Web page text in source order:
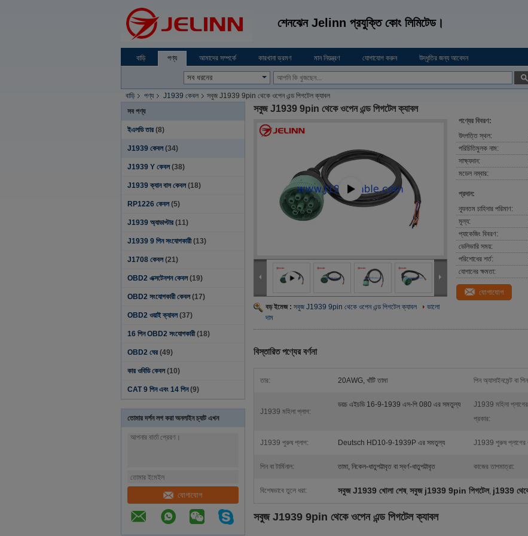
শেনঝেন Jelinn প্রযুক্তি কোং লিমিটেড।
বাড়ি পণ্য আমাদের সম্পর্কে কারখানা ভ্রমণ মান নিয়ন্ত্রণ যোগাযোগ করুন উদ্ধৃতির জন্য আবেদন
বাড়ি পণ্য J1939 কেবল
সবুজ J1939 9pin থেকে ওপেন এন্ড পিগটেল ক্যাবল
সব পণ্য
ইএলডি তার (8)
J1939 কেবল (34)
J1939 Y কেবল (38)
J1939 ক্যান বাস কেবল (18)
RP1226 কেবল (5)
J1939 অ্যাডাপ্টার (11)
J1939 9 পিন সংযোগকারী (13)
J1708 কেবল (21)
OBD2 এক্সটেনশন কেবল (19)
OBD2 সংযোগকারী কেবল (17)
OBD2 ওয়াই ক্যাবল (37)
16 পিন OBD2 সংযোগকারী (18)
OBD2 ঘের (49)
কার ওবিডি কেবল (10)
CAT 9 পিন এবং 14 পিন (9)
তোমার দর্শন লগ করা অনলাইন চ্যাট এখন
যোগাযোগ
সবুজ J1939 9pin থেকে ওপেন এন্ড পিগটেল ক্যাবল
বড় ইমেজ : সবুজ J1939 9pin থেকে ওপেন এন্ড পিগটেল ক্যাবল
ভালো
দাম
পণ্যের বিবরণ:
উৎপত্তি স্থল:
পরিচিতিমুলক নাম:
সাক্ষ্যদান:
মডেল নম্বার:
প্রদান:
ন্যূনতম চাহিদার পরিমাণ:
মূল্য:
প্যাকেজিং বিবরণ:
ডেলিভারি সময়:
পরিশোধের শর্ত:
যোগানের ক্ষমতা:
যোগাযোগ
বিস্তারিত পণ্যের বর্ণনা
তার: 20AWG, খাঁটি তামা পিন অ্যাসাইনমেন্ট বা
J1939 মহিলা প্লাগ:
ডয়চ এইচডি 16-9-1939 এস-পি 080 এর সমতুল্য
J1939 মহিলা প্লাগের
প্রকার:
J1939 পুরুষ প্লাগ: Deutsch HD10-9-1939P এর সমতুল্য J1939 পুরুষ প্লাগের
পিন বা টার্মিনাল: তামা, নিকেল-ধাতুপট্টাবৃত বা স্বর্ণ-ধাতুপট্টাবৃত কাজের তাপমাত্রা:
বিশেষভাবে তুলে ধরা: সবুজ J1939 খোলা শেষ, সবুজ j1939 9pin পিগটেল, j1939
সবুজ J1939 9pin থেকে ওপেন এন্ড পিগটেল ক্যাবল